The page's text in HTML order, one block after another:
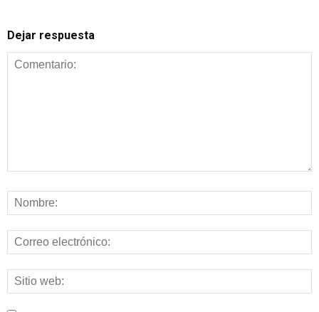
Dejar respuesta